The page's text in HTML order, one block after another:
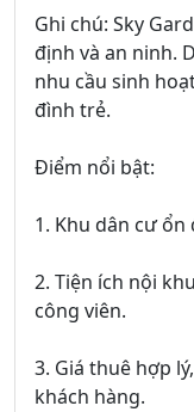
Ghi chú: Sky
định và an ninh.
nhu cầu sinh
đình trẻ.
Điểm nổi bật:
1. Khu dân cư
2. Tiện ích nội
công viên.
3. Giá thuê hợp
khách hàng.